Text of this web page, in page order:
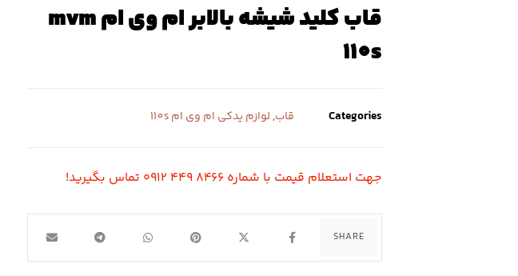
قاب کلید شیشه بالابر ام وی ام mvm
110s
Categories قاب, لوازم یدکی ام وی ام 110s
جهت استعلام قیمت با شماره ۸۴۶۶ ۴۴۹ ۰۹۱۲ تماس بگیرید!